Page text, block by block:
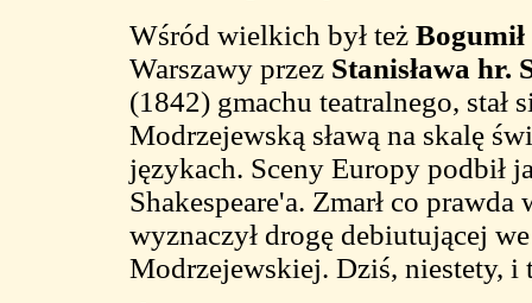
Wśród wielkich był też
Warszawy przez Stanisława hr.
(1842) gmachu teatralnego, stał
Modrzejewską sławą na skalę
językach. Sceny Europy podbił
Shakespeare'a. Zmarł co
wyznaczył drogę debiutującej
Modrzejewskiej. Dziś, niestety, i